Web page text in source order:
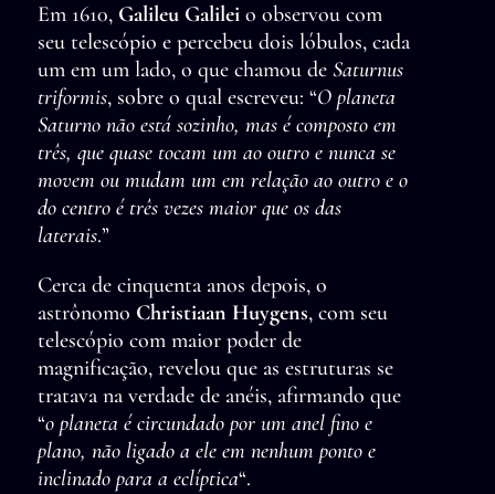
Em 1610, Galileu Galileio observou com
seu telescópio e percebeu dois lóbulos, cada
um em um lado, o que chamou de Saturnus
triformis, sobre o qual escreveu: “O planeta
Saturno não está sozinho, mas é composto em
três, que quase tocam um ao outro e nunca se
movem ou mudam um em relação ao outro e o
do centro é três vezes maior que os das
laterais.”
Cerca de cinquenta anos depois, o
astrônomo Christiaan Huygens, com seu
telescópio com maior poder de
magnificação, revelou que as estruturas se
tratava na verdade de anéis, afirmando que
“o planeta é circundado por um anel fino e
plano, não ligado a ele em nenhum ponto e
inclinado para a eclíptica“.